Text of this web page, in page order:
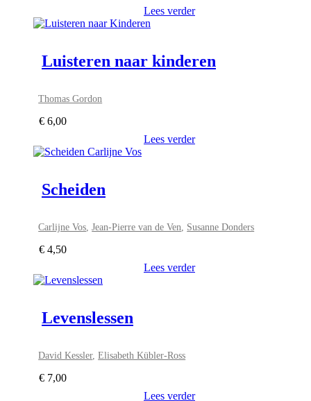
Lees verder
Luisteren naar kinderen
Thomas Gordon
€ 6,00
Lees verder
Scheiden
Carlijne Vos,Jean-Pierre van de Ven, Susanne Donders
€ 4,50
Lees verder
Levenslessen
David Kessler,Elisabeth Kübler-Ross
€ 7,00
Lees verder